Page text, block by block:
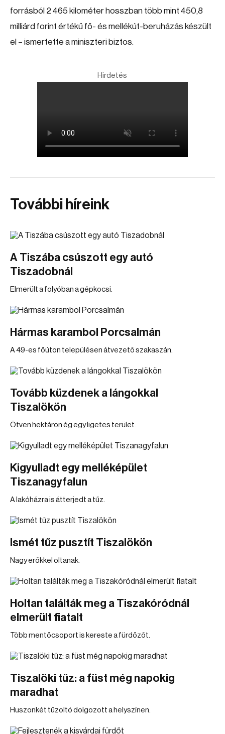
forrásból 2 465 kilométer hosszban több mint 450,8
milliárd forint értékű fő- és mellékút-beruházás készült
el – ismertette a miniszteri biztos.
Hirdetés
További híreink
A Tiszába csúszott egy autó
Tiszadobnál
Elmerült a folyóban a gépkocsi.
Hármas karambol Porcsalmán
A 49-es főúton településen átvezető szakaszán.
Tovább küzdenek a lángokkal
Tiszalökön
Ötven hektáron ég egy ligetes terület.
Kigyulladt egy melléképület
Tiszanagyfalun
A lakóházra is átterjedt a tűz.
Ismét tűz pusztít Tiszalökön
Nagy erőkkel oltanak.
Holtan találták meg a Tiszakóródnál
elmerült fiatalt
Több mentőcsoport is kereste a fürdőzőt.
Tiszalöki tűz: a füst még napokig
maradhat
Huszonkét tűzoltó dolgozott a helyszínen.